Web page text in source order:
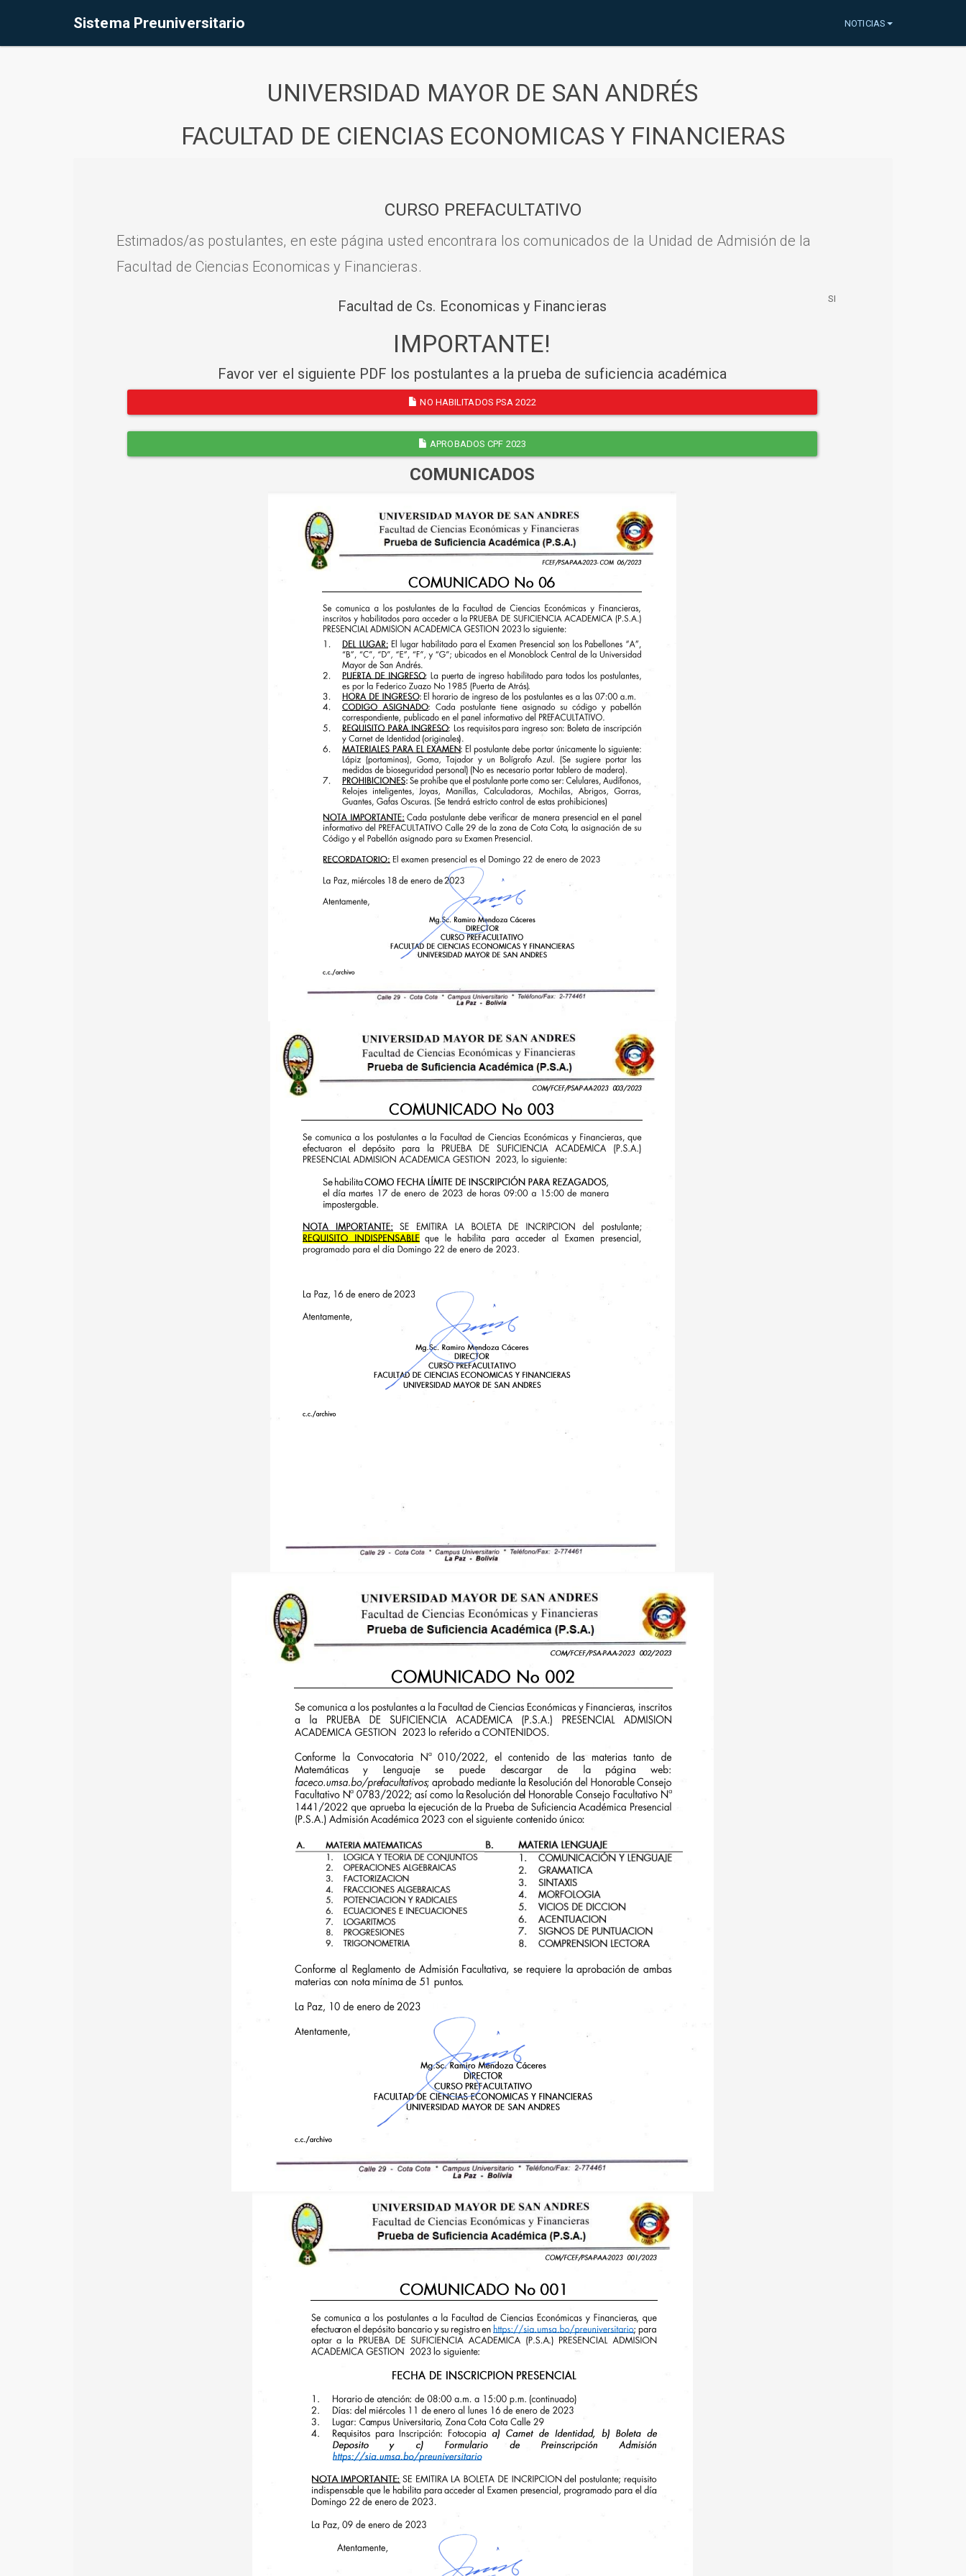
Sistema Preuniversitario NOTICIAS
UNIVERSIDAD MAYOR DE SAN ANDRÉS
FACULTAD DE CIENCIAS ECONOMICAS Y FINANCIERAS
CURSO PREFACULTATIVO
Estimados/as postulantes, en este página usted encontrara los comunicados de la Unidad de Admisión de la
Facultad de Ciencias Economicas y Financieras.
Facultad de Cs. Economicas y Financieras
IMPORTANTE!
Favor ver el siguiente PDF los postulantes a la prueba de suficiencia académica
NO HABILITADOS PSA 2022
APROBADOS CPF 2023
COMUNICADOS
SI